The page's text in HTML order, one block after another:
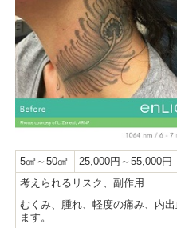
5㎠～50㎠
25,000円～55,000円
考えられるリスク、副作用
むくみ、腫れ、軽度の痛み、内
ます。